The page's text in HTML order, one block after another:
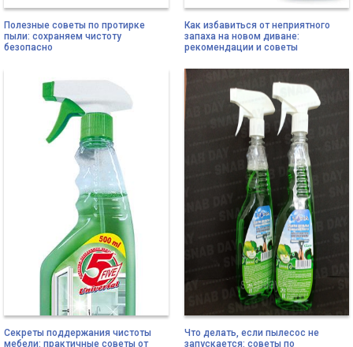
Полезные советы по протирке
пыли: сохраняем чистоту
безопасно
Как избавиться от неприятного
запаха на новом диване:
рекомендации и советы
Секреты поддержания чистоты
мебели: практичные советы от
Что делать, если пылесос не
запускается: советы по